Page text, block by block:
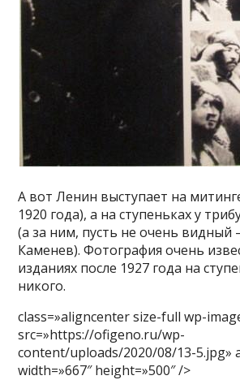
А вот Ленин выступает на
1920 года), а на ступеньках у
(а за ним, пусть не очень видный
Каменев). Фотография очень
изданиях после 1927 года на
никого.
class=»aligncenter size-full wp-
src=»https://ofigeno.ru/wp-
content/uploads/2020/08/13-5.jpg»
width=»667″ height=»500″ />